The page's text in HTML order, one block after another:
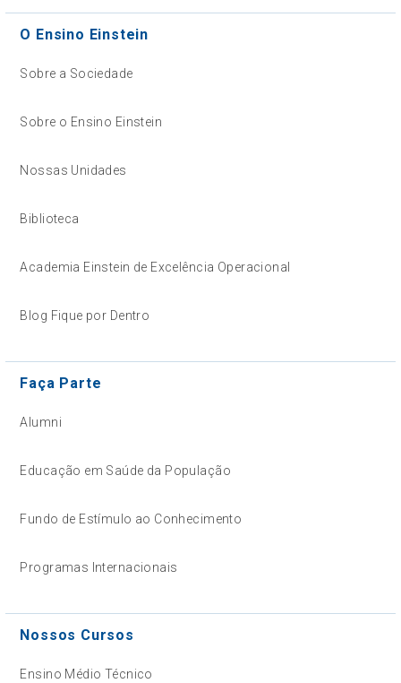
O Ensino Einstein
Sobre a Sociedade
Sobre o Ensino Einstein
Nossas Unidades
Biblioteca
Academia Einstein de Excelência Operacional
Blog Fique por Dentro
Faça Parte
Alumni
Educação em Saúde da População
Fundo de Estímulo ao Conhecimento
Programas Internacionais
Nossos Cursos
Ensino Médio Técnico